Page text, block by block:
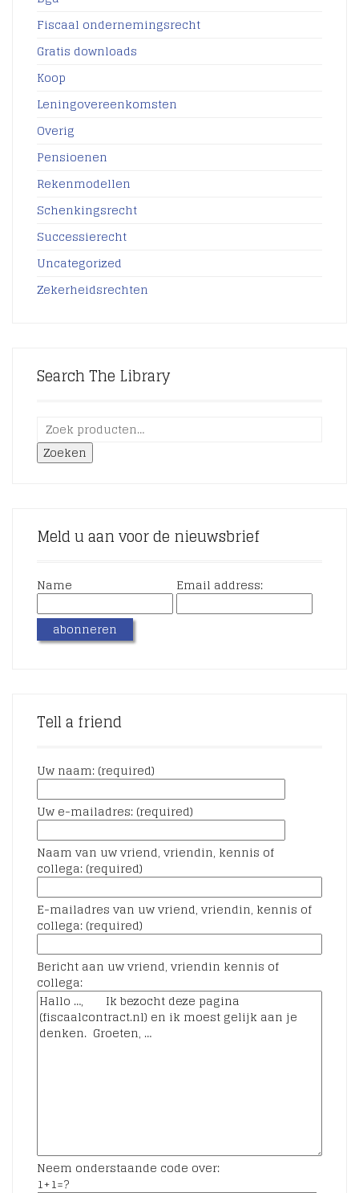
Fiscaal ondernemingsrecht
Gratis downloads
Koop
Leningovereenkomsten
Overig
Pensioenen
Rekenmodellen
Schenkingsrecht
Successierecht
Uncategorized
Zekerheidsrechten
Search The Library
Zoeken
Meld u aan voor de nieuwsbrief
Name Email address:
Tell a friend
Uw naam: (required)
Uw e-mailadres: (required)
Naam van uw vriend, vriendin, kennis of
collega: (required)
E-mailadres van uw vriend, vriendin, kennis of
collega: (required)
Bericht aan uw vriend, vriendin kennis of
collega:
Neem onderstaande code over:
1+1=?